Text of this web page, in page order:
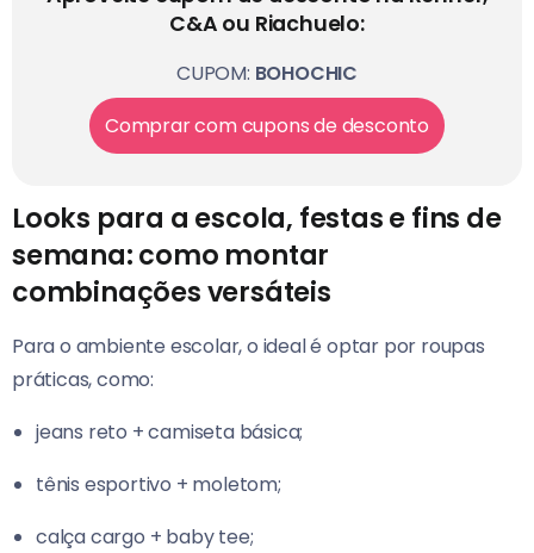
C&A ou Riachuelo:
CUPOM: BOHOCHIC
Comprar com cupons de desconto
Looks para a escola, festas e fins de
semana: como montar
combinações versáteis
Para o ambiente escolar, o ideal é optar por roupas
práticas, como:
jeans reto + camiseta básica;
tênis esportivo + moletom;
calça cargo + baby tee;